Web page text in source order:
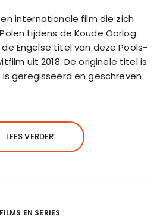
internationale film die zich
tijdens de Koude Oorlog.
de Engelse titel van deze Pools-
uit 2018. De originele titel is
is geregisseerd en geschreven
LEES VERDER
FILMS EN SERIES